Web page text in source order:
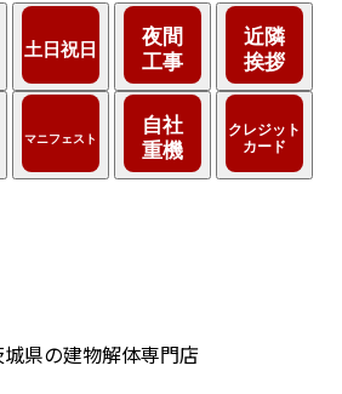
県の建物解体専門店